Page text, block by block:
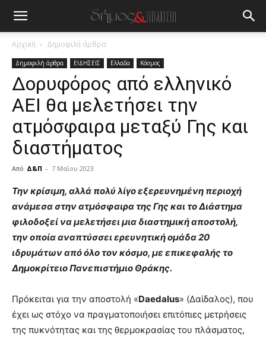
Αρχική Δημοφιλή άρθρα
Δημοφιλή άρθρα ΕΙΔΗΣΕΙΣ Ελλαδα Κόσμος
Δορυφόρος από ελληνικό
ΑΕΙ θα μελετήσει την
ατμόσφαιρα μεταξύ Γης και
διαστήματος
Από Δ&Π - 7 Μαΐου 2023
blonde
lesbians
hot
cam
show.desi
xxx
teaches
you
the
Την κρίσιμη, αλλά πολύ λίγο εξερευνημένη περιοχή
ανάμεσα στην ατμόσφαιρα της Γης και το Διάστημα
φιλοδοξεί να μελετήσει μια διαστημική αποστολή,
την οποία αναπτύσσει ερευνητική ομάδα 20
ιδρυμάτων από όλο τον κόσμο, με επικεφαλής το
Δημοκρίτειο Πανεπιστήμιο Θράκης.
Πρόκειται για την αποστολή «Daedalus» (Δαίδαλος), που
έχει ως στόχο να πραγματοποιήσει επιτόπιες μετρήσεις
της πυκνότητας και της θερμοκρασίας του πλάσματος,